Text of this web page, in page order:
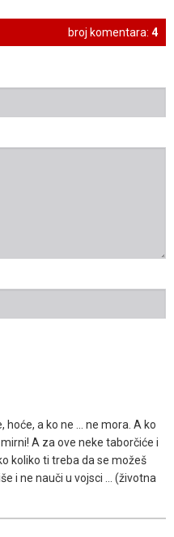
broj komentara: 4
a ko ne ... ne mora. A ko
A za ove neke taborčiće i
koliko ti treba da se možeš
i ne nauči u vojsci ... (životna